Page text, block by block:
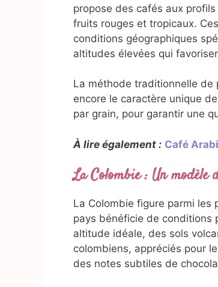
propose des cafés aux
fruits rouges et tropicaux.
conditions géographiques
altitudes élevées qui
La méthode traditionnelle de
encore le caractère unique
par grain, pour garantir une
À lire également : Café
La Colombie : Un modèle
La Colombie figure parmi les
pays bénéficie de conditions
altitude idéale, des sols
colombiens, appréciés pour
des notes subtiles de